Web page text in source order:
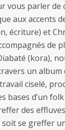
vous parler de
aux accents
écriture) et
de
(kora),
un
ciselé,
bases d’un
des
soit se greffer